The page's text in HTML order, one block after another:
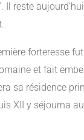
Il reste
forteresse
et fait
sa résidence
XII y séjourna